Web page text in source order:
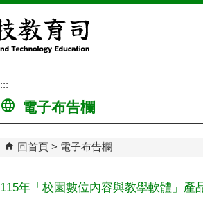
:::
電子布告欄
回首頁 電子布告欄
115年「校園數位內容與教學軟體」產